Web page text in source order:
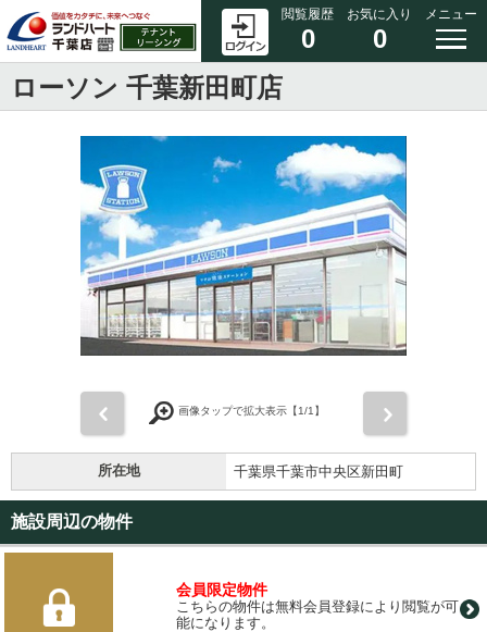
閲覧履歴
0
お気に入り
0
メニュー
ローソン 千葉新田町店
画像タップで拡大表示【1/1】
所在地 千葉県千葉市中央区新田町
施設周辺の物件
会員限定物件
こちらの物件は無料会員登録により閲覧が可
能になります。